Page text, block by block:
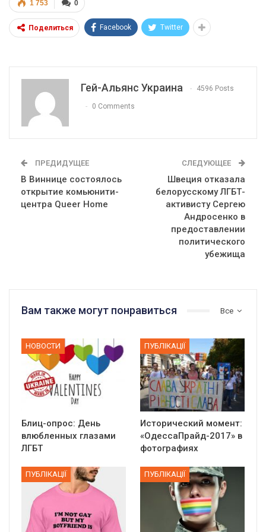
0
1 753
Поделиться Facebook Twitter
Гей-Альянс Украина 4596 Posts
0 Comments
ПРЕДИДУЩЕЕ
В Виннице состоялось
открытие комьюнити-
центра Queer Home
СЛЕДУЮЩЕЕ
Швеция отказала
белорусскому ЛГБТ-
активисту Сергею
Андросенко в
предоставлении
политического
убежища
Все
Вам также могут понравиться
НОВОСТИ
Блиц-опрос: День
влюбленных глазами
ЛГБТ
ПУБЛІКАЦІЇ
Исторический момент:
«ОдессаПрайд-2017» в
фотографиях
ПУБЛІКАЦІЇ ПУБЛІКАЦІЇ